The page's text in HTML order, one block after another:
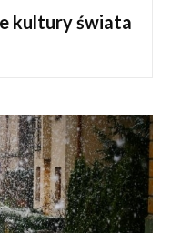
kultury świata